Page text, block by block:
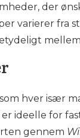
der
varierer fra
hver især
er ideelle for
gennem